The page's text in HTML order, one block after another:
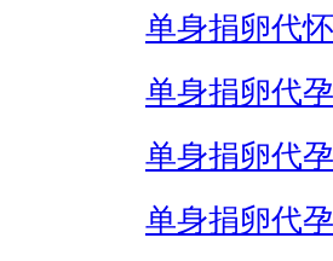
单身捐卵代
单身捐卵代
单身捐卵代
单身捐卵代